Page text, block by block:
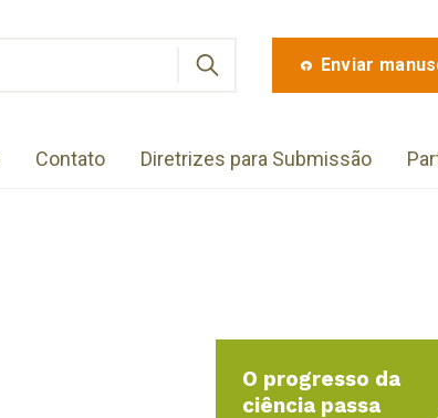
Enviar
Contato Diretrizes para Submissão
O progresso da
ciência passa